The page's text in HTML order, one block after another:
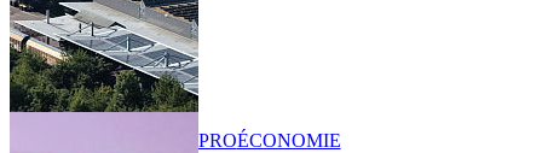
PROÉCONOMIE